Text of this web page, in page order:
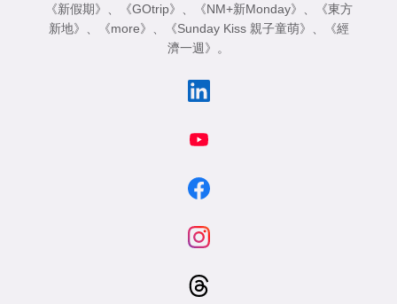
《新假期》
《GOtrip》 《NM+新Monday》
《東方
新地》
《more》 《Sunday Kiss 親子童萌》
《經
濟一週》
。